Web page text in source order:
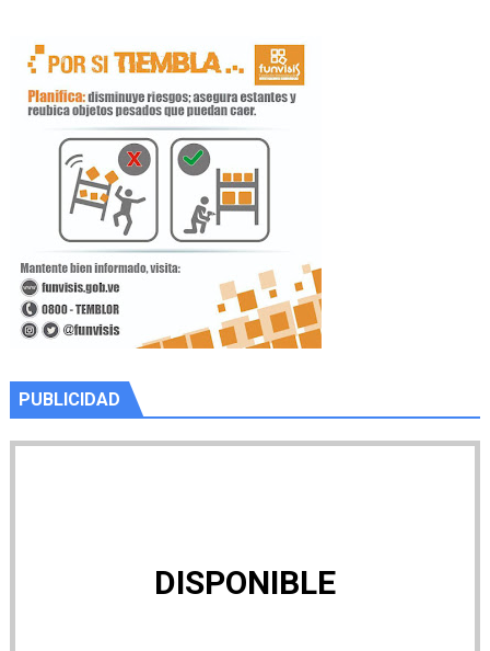
PUBLICIDAD
DISPONIBLE